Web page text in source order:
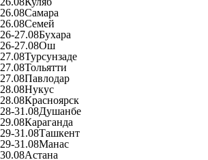
26.08Самара
26.08Семей
26-27.08Бухара
26-27.08Ош
27.08Турсунзаде
27.08Тольятти
27.08Павлодар
28.08Нукус
28.08Красноярск
28-31.08Душанбе
29.08Караганда
29-31.08Ташкент
29-31.08Манас
30.08Астана